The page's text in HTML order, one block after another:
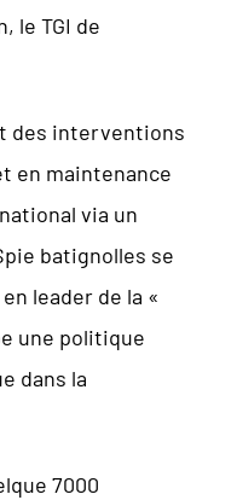
le TGI de
des interventions
en maintenance
via un
batignolles se
leader de la «
une politique
dans la
7000